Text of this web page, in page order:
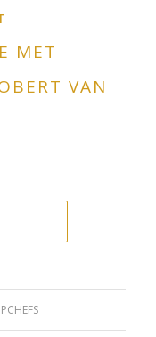
MET
VAN